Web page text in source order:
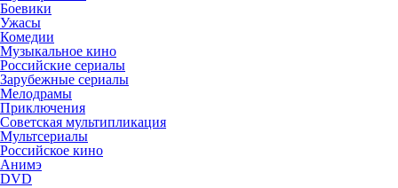
Боевики
Ужасы
Комедии
Музыкальное кино
Российские сериалы
Зарубежные сериалы
Мелодрамы
Приключения
Советская мультипликация
Мультсериалы
Российское кино
Анимэ
DVD